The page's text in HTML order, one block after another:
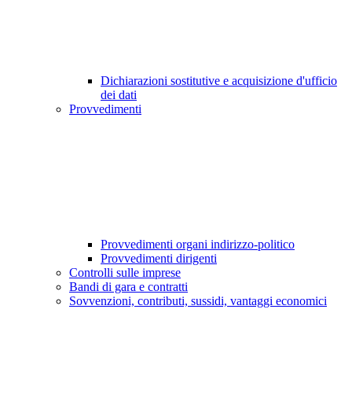
Dichiarazioni sostitutive e acquisizione d'ufficio
dei dati
Provvedimenti
Provvedimenti organi indirizzo-politico
Provvedimenti dirigenti
Controlli sulle imprese
Bandi di gara e contratti
Sovvenzioni, contributi, sussidi, vantaggi economici